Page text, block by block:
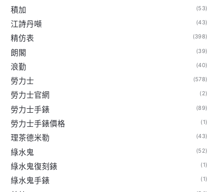
積加
(53)
江詩丹噸 (43)
精仿表 (398)
朗閣 (39)
浪勤 (40)
勞力士 (578)
勞力士官網 (2)
勞力士手錶 (89)
勞力士手錶價格 (1)
理茶德米勒 (43)
綠水鬼 (52)
綠水鬼復刻錶 (1)
綠水鬼手錶 (1)